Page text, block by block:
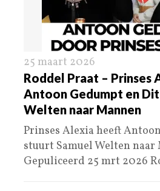
25 maart 2026
Roddel Praat – Prinses
Antoon Gedumpt en
Welten naar Mannen
Prinses Alexia heeft
stuurt Samuel Welten naar
Gepuliceerd 25 mrt 2026